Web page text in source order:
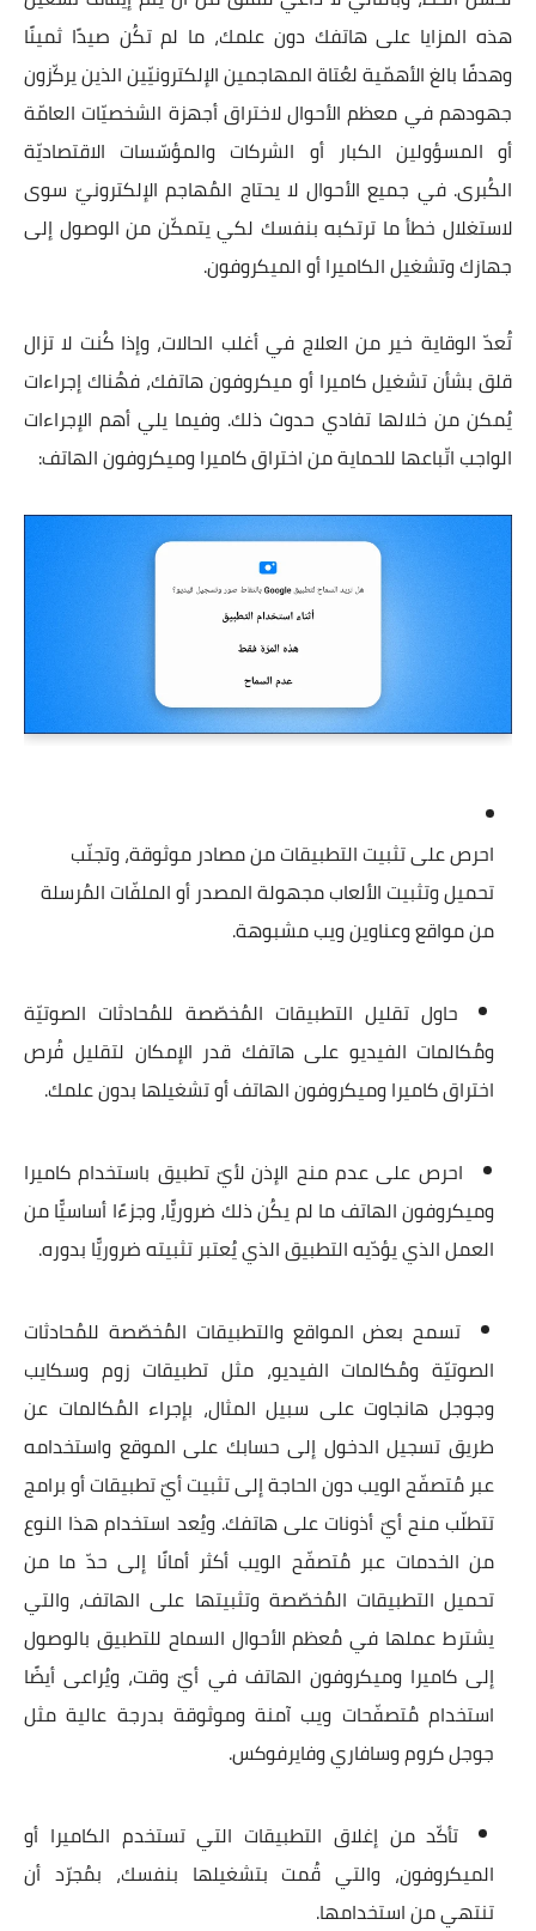
هذه المزايا على هاتفك دون علمك، ما لم تكُن صيدًا ثمينًا
وهدفًا بالغ الأهمّية لعُتاة المهاجمين الإلكترونيّينالذين يركّزون
جهودهم في معظم الأحوال لاختراق أجهزة الشخصيّات العامّة
أو المسؤولين الكبار أو الشركات والمؤسّسات الاقتصاديّة
الكُبرى. في جميع الأحوال لا يحتاج المُهاجم الإلكترونيّ سوى
لاستغلال خطأ ما ترتكبه بنفسك لكي يتمكّن من الوصول إلى
جهازك وتشغيل الكاميرا أو الميكروفون.
تُعدّ الوقاية خير من العلاج في أغلب الحالات، وإذا كُنت لا تزال
قلق بشأن تشغيل كاميرا أو ميكروفون هاتفك، فهُناك إجراءات
يُمكن من خلالها تفادي حدوث ذلك. وفيما يلي أهم الإجراءات
الواجب اتّباعها للحماية من اختراق كاميرا وميكروفون الهاتف:
احرص علىتثبيت التطبيقات من مصادر موثوقة، وتجنّب
تحميل وتثبيت الألعاب مجهولة المصدر أو الملفّات المُرسلة
من مواقع وعناوين ويب مشبوهة.
حاول تقليل التطبيقات المُخصّصة للمُحادثات الصوتيّة
ومُكالمات الفيديو على هاتفك قدر الإمكان لتقليل فُرص
اختراق كاميرا وميكروفون الهاتف أو تشغيلها بدون علمك.
احرص على عدم منح الإذن لأيّ تطبيق باستخدام كاميرا
وميكروفون الهاتفما لم يكُن ذلك ضروريًّا، وجزءًا أساسيًّا من
العمل الذي يؤدّيه التطبيق الذي يُعتبر تثبيته ضروريًّا بدوره.
تسمح بعض المواقع والتطبيقات المُخصّصة للمُحادثات
الصوتيّة ومُكالمات الفيديو، مثل تطبيقات زوم وسكايب
وجوجل هانجاوت على سبيل المثال، بإجراء المُكالمات عن
طريق تسجيل الدخول إلى حسابك على الموقع واستخدامه
عبر مُتصفّح الويب دون الحاجة إلى تثبيت أيّ تطبيقات أو برامج
تتطلّب منح أيّ أذونات على هاتفك.ويُعد استخدام هذا النوع
من الخدمات عبر مُتصفّح الويب أكثر أمانًا إلى حدّ ما من
تحميل التطبيقات المُخصّصة وتثبيتها على الهاتف، والتي
يشترط عملها في مُعظم الأحوال السماح للتطبيق بالوصول
إلى كاميرا وميكروفون الهاتف في أيّ وقت، ويُراعى أيضًا
استخدام مُتصفّحات ويب آمنة وموثوقة بدرجة عالية مثل
جوجل كروم وسافاري وفايرفوكس.
تأكّد منإغلاق التطبيقات التي تستخدم الكاميرا أو
الميكروفون، والتي قُمت بتشغيلها بنفسك، بمُجرّد أن
تنتهي من استخدامها.